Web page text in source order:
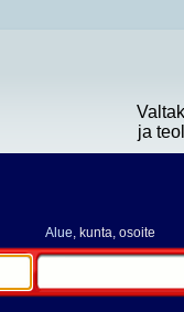
ja
Alue, kunta, osoite